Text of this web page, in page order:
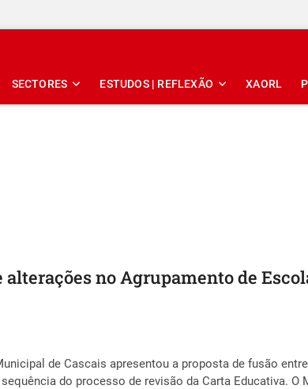
SECTORES ESTUDOS | REFLEXÃO XAORL
alterações no Agrupamento de
de Cascais apresentou a proposta de fusão
sequência do processo de revisão da Carta Educativa.